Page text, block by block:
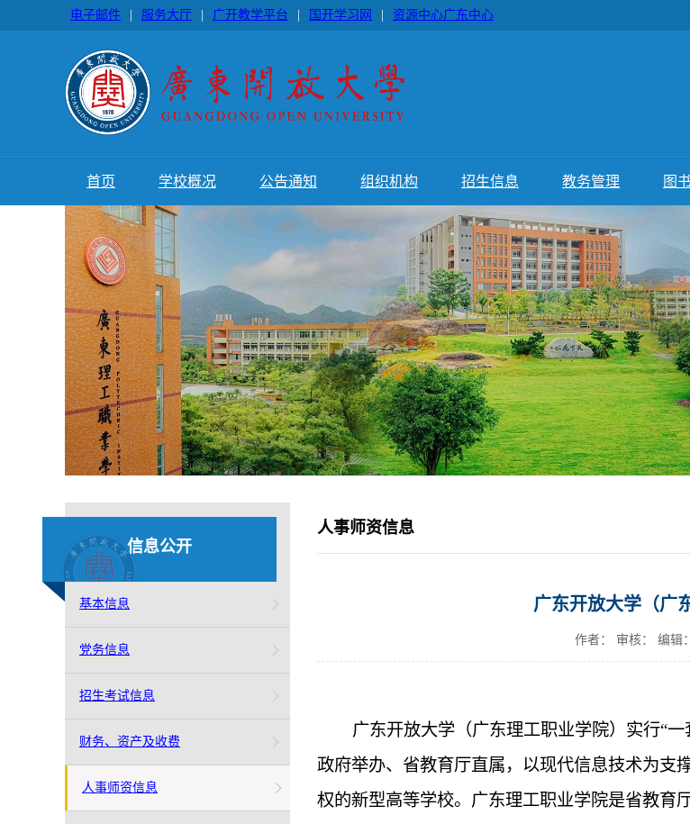
电子邮件 服务大厅 广开教学平台 国开学习网 资源中心广东中心
首页 学校概况 公告通知 组织机构 招生信息 教务管理 图
信息公开
基本信息
党务信息
招生考试信息
财务、资产及收费
人事师资信息
人事师资信息
广东开放大学（广
作者： 审核： 编辑
广东开放大学（广东理工职业学院）实行“
政府举办、省教育厅直属，以现代信息技术为支
权的新型高等学校。广东理工职业学院是省教育